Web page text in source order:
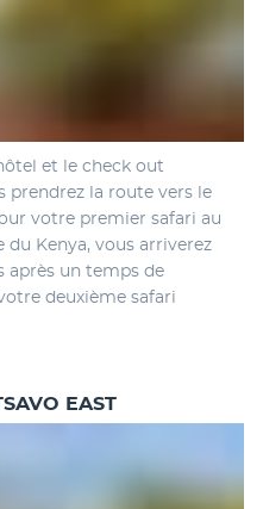
et le check out
prendrez la route vers le
votre premier safari au
Kenya, vous arriverez
après un temps de
deuxième safari
EAST